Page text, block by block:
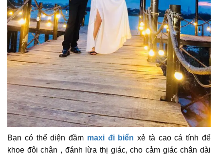
Bạn có thể diện đầm maxi đi biển xẻ tà cao cá tính để
khoe đôi chân , đánh lừa thị giác, cho cảm giác chân dài